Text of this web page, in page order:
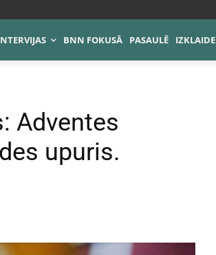
BNN FOKUSĀ PASAULĒ IZKLAIDE
Adventes
upuris.